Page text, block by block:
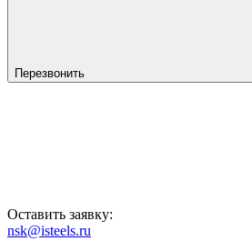
Перезвонить
Оставить заявку:
nsk@isteels.ru